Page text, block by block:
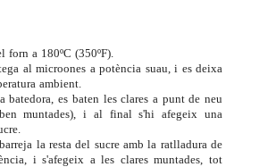
forn a 180ºC (350ºF).
al microones a potència suau, i es deixa
ambient.
batedora, es baten les clares a punt de neu
muntades), i al final s'hi afegeix una
la resta del sucre amb la ratlladura de
i s'afegeix a les clares muntades, tot